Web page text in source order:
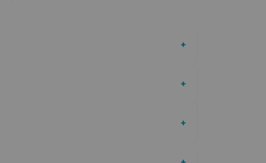
+
+
+